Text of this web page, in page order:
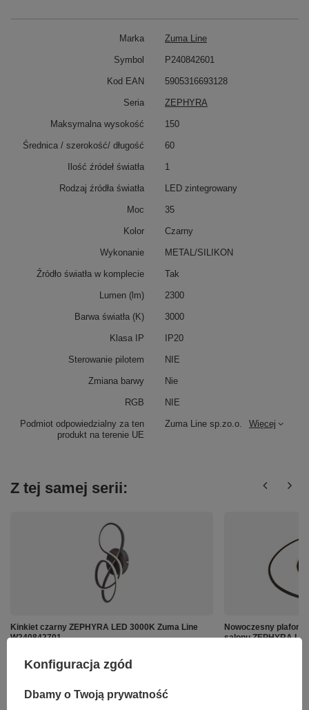
Marka Zuma Line
Podmiot odpowiedzialny za ten
produkt na terenie UE
Zuma Line sp.zo.o. Więcej
Symbol P240842601
Kod EAN 5905316693128
Seria ZEPHYRA
Maksymalna wysokość 150
Średnica / szerokość/ długość 60
Ilość źródeł światła 1
Rodzaj źródła światła LED zintegrowany
Moc 35
Kolor Czarny
Wykonanie METAL/SILIKON
Źródło światła w komplecie Tak
Lumen (lm) 2300
Barwa światła (K) 3000
Klasa IP IP20
Sterowanie pilotem NIE
Zmiana barwy Nie
RGB NIE
Z tej samej serii:
Kinkiet czarny ZEPHYRA LED 3000K Zuma Line
W240842701
Nowoczesny plafon
salonu ZEPHYRA
Konfiguracja zgód
Dbamy o Twoją prywatność